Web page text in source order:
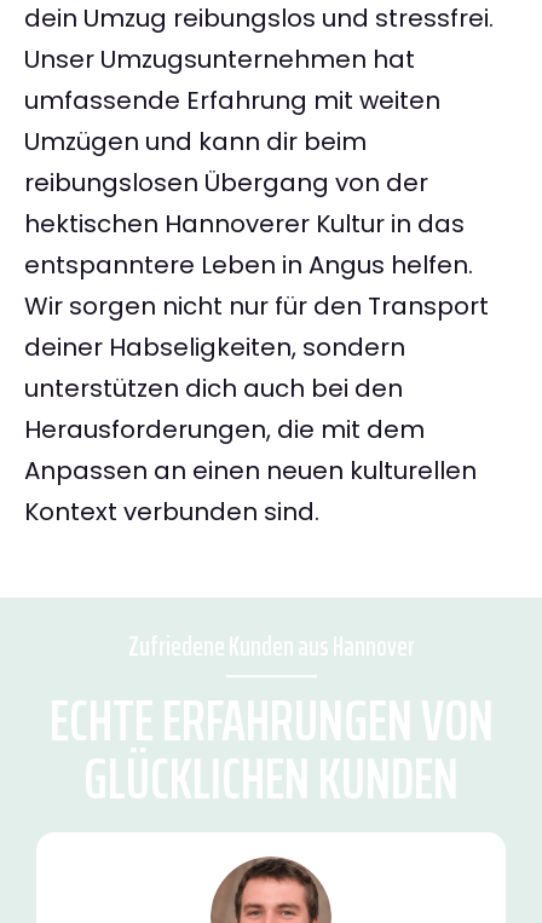
dein Umzug reibungslos und stressfrei.
Unser Umzugsunternehmen hat
umfassende Erfahrung mit weiten
Umzügen und kann dir beim
reibungslosen Übergang von der
hektischen Hannoverer Kultur in das
entspanntere Leben in Angus helfen.
Wir sorgen nicht nur für den Transport
deiner Habseligkeiten, sondern
unterstützen dich auch bei den
Herausforderungen, die mit dem
Anpassen an einen neuen kulturellen
Kontext verbunden sind.
Zufriedene Kunden aus Hannover
ECHTE ERFAHRUNGEN VON
GLÜCKLICHEN KUNDEN